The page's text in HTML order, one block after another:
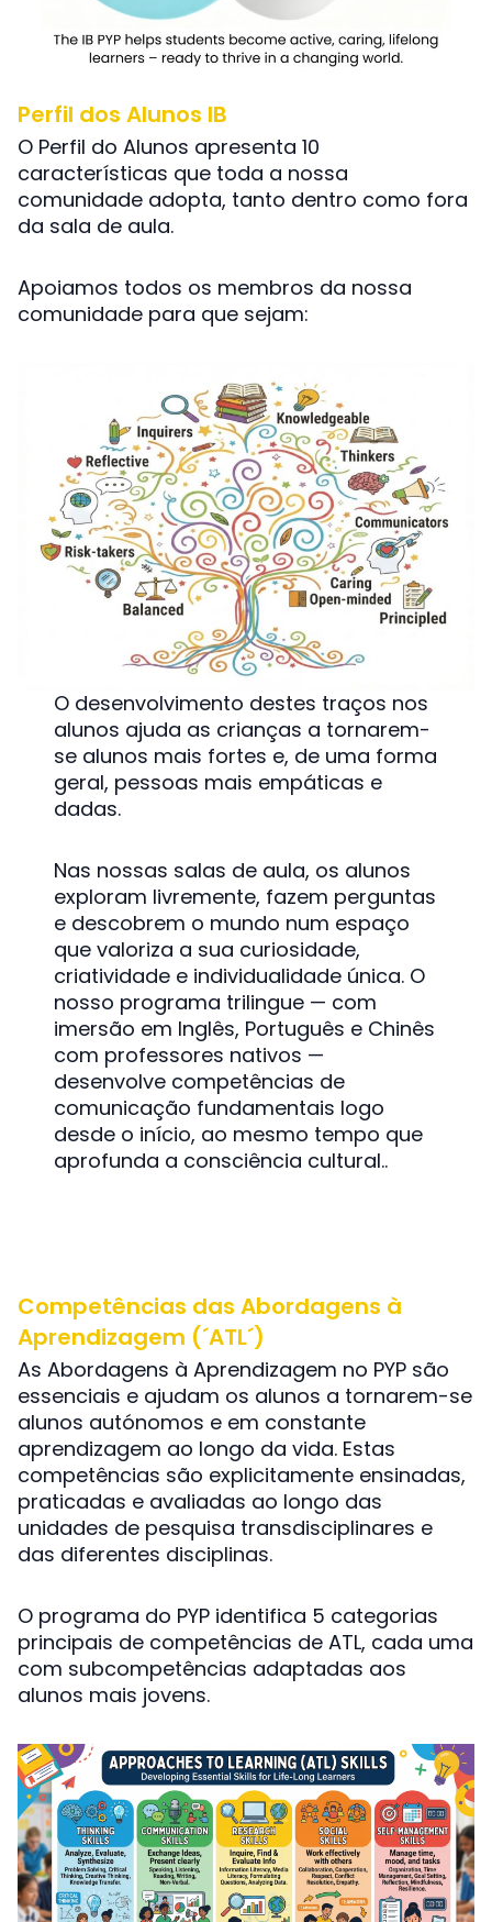
Perfil dos Alunos IB
O Perfil do Alunos apresenta 10
características que toda a nossa
comunidade adopta, tanto dentro como fora
da sala de aula.
Apoiamos todos os membros da nossa
comunidade para que sejam:
O desenvolvimento destes traços nos
alunos ajuda as crianças a tornarem-
se alunos mais fortes e, de uma forma
geral, pessoas mais empáticas e
dadas.
Nas nossas salas de aula, os alunos
exploram livremente, fazem perguntas
e descobrem o mundo num espaço
que valoriza a sua curiosidade,
criatividade e individualidade única. O
nosso programa trilingue — com
imersão em Inglês, Português e Chinês
com professores nativos —
desenvolve competências de
comunicação fundamentais logo
desde o início, ao mesmo tempo que
aprofunda a consciência cultural..
Competências das Abordagens à
Aprendizagem (´ATL´)
As Abordagens à Aprendizagem no PYP são
essenciais e ajudam os alunos a tornarem-se
alunos autónomos e em constante
aprendizagem ao longo da vida. Estas
competências são explicitamente ensinadas,
praticadas e avaliadas ao longo das
unidades de pesquisa transdisciplinares e
das diferentes disciplinas.
O programa do PYP identifica 5 categorias
principais de competências de ATL, cada uma
com subcompetências adaptadas aos
alunos mais jovens.